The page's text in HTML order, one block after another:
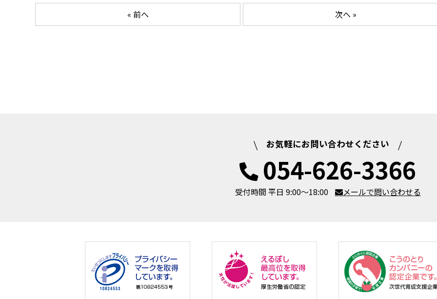
« 前へ 次へ »
お気軽にお問い合わせください
054-626-3366
受付時間 平日 9:00～18:00 メールで問い合わせる